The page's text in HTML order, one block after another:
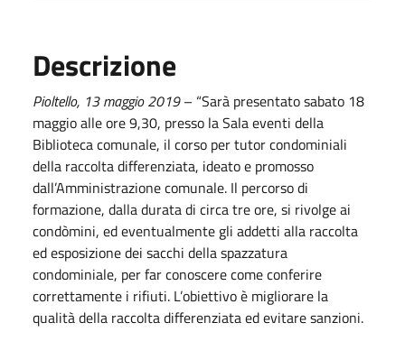
Descrizione
Pioltello, 13 maggio2019– “Sarà presentato sabato 18
maggio alle ore 9,30, presso la Sala eventi della
Biblioteca comunale, il corso per tutor condominiali
della raccolta differenziata, ideato e promosso
dall’Amministrazione comunale. Il percorso di
formazione, dalla durata di circa tre ore, si rivolge ai
condòmini, ed eventualmente gli addetti alla raccolta
ed esposizione dei sacchi della spazzatura
condominiale, per far conoscere come conferire
correttamente i rifiuti. L’obiettivo è migliorare la
qualità della raccolta differenziata ed evitare sanzioni.